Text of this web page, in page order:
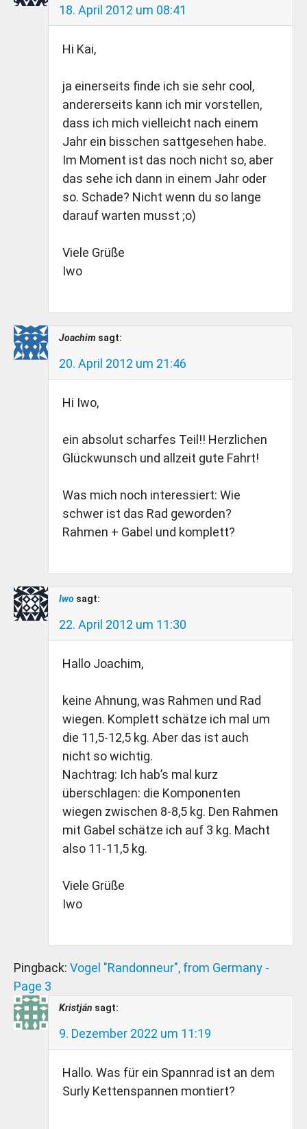
18. April 2012 um 08:41
Hi Kai,
ja einerseits finde ich sie sehr cool,
andererseits kann ich mir vorstellen,
dass ich mich vielleicht nach einem
Jahr ein bisschen sattgesehen habe.
Im Moment ist das noch nicht so, aber
das sehe ich dann in einem Jahr oder
so. Schade? Nicht wenn du so lange
darauf warten musst ;o)
Viele Grüße
Iwo
Joachim sagt:
20. April 2012 um 21:46
Hi Iwo,
ein absolut scharfes Teil!! Herzlichen
Glückwunsch und allzeit gute Fahrt!
Was mich noch interessiert: Wie
schwer ist das Rad geworden?
Rahmen + Gabel und komplett?
Iwo sagt:
22. April 2012 um 11:30
Hallo Joachim,
keine Ahnung, was Rahmen und Rad
wiegen. Komplett schätze ich mal um
die 11,5-12,5 kg. Aber das ist auch
nicht so wichtig.
Nachtrag: Ich hab’s mal kurz
überschlagen: die Komponenten
wiegen zwischen 8-8,5 kg. Den Rahmen
mit Gabel schätze ich auf 3 kg. Macht
also 11-11,5 kg.
Viele Grüße
Iwo
Pingback: Vogel "Randonneur", from Germany -
Page 3
Kristján sagt:
9. Dezember 2022 um 11:19
Hallo. Was für ein Spannrad ist an dem
Surly Kettenspannen montiert?